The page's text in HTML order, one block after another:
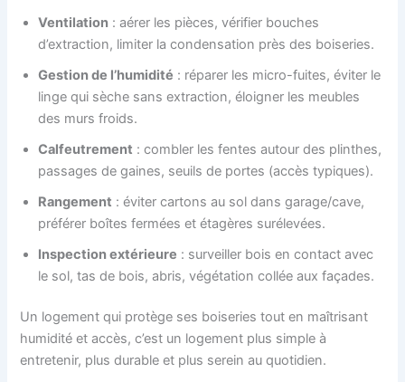
Ventilation : aérer les pièces, vérifier bouches
d’extraction, limiter la condensation près des boiseries.
Gestion de l’humidité : réparer les micro-fuites, éviter le
linge qui sèche sans extraction, éloigner les meubles
des murs froids.
Calfeutrement : combler les fentes autour des plinthes,
passages de gaines, seuils de portes (accès typiques).
Rangement : éviter cartons au sol dans garage/cave,
préférer boîtes fermées et étagères surélevées.
Inspection extérieure : surveiller bois en contact avec
le sol, tas de bois, abris, végétation collée aux façades.
Un logement qui protège ses boiseries tout en maîtrisant
humidité et accès, c’est un logement plus simple à
entretenir, plus durable et plus serein au quotidien.